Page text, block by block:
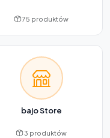
75 produktów
bajo Store
3 produktów